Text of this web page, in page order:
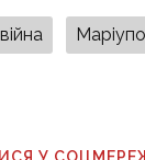
війна
У